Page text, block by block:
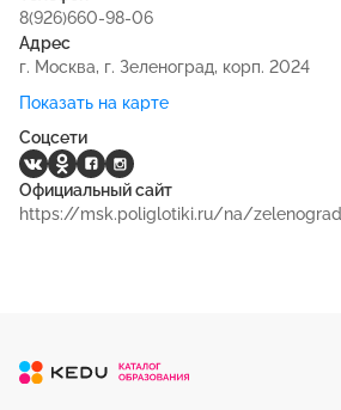
8(926)660-98-06
Адрес
г. Москва, г. Зеленоград, корп. 2024
Показать на карте
Соцсети
Официальный сайт
https://msk.poliglotiki.ru/na/zelenograd